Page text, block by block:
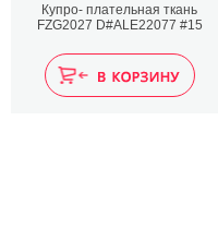
Купро- плательная ткань
FZG2027 D#ALE22077 #15